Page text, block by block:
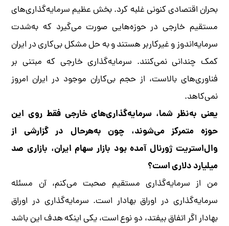
بحران اقتصادی کنونی غلبه کرد. بخش عظیم سرمایه‌گذاری‌های
مستقیم خارجی در حوزه‌هایی صورت می‌گیرد که به‌شدت
سرمایه‌اندوز و غیرکاربر هستند و به حل مشکل بی‌کاری در ایران
کمک چندانی نمی‌کنند. سرمایه‌گذاری خارجی که مبتنی بر
فناوری‌های بالاست، از حجم بی‌کاران موجود در ایران امروز
نمی‌کاهد.
یعنی به‌نظر شما، سرمایه‌گذاری‌های خارجی فقط روی این
حوزه متمرکز می‌شوند، چون به‌هرحال در گزارشی از
وال‌استریت ژورنال آمده بود بازار سهام ایران، بازاری صد
میلیارد دلاری است؟
من از سرمایه‌گذاری مستقیم صحبت می‌کنم، آن مسئله
سرمایه‌گذاری در اوراق بهادار است. سرمایه‌گذاری در اوراق
بهادار اگر اتفاق بیفتد، دو نوع است، یکی اینکه هدف این باشد